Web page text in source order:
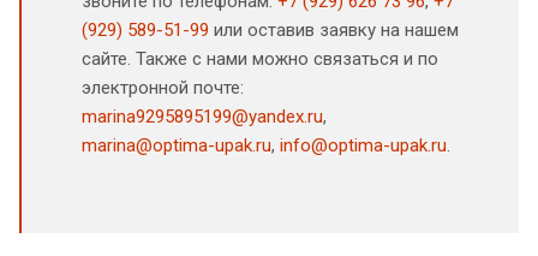
(929) 589-51-99 или оставив заявку на нашем
сайте. Также с нами можно связаться и по
электронной почте:
marina9295895199@yandex.ru,
marina@optima-upak.ru, info@optima-upak.ru.